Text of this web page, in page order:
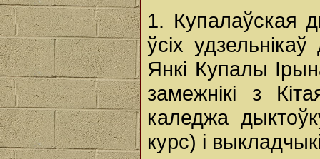
1. Купалаўская
ўсіх
Янкі Купалы
замежнікі з
каледжа
курс) і